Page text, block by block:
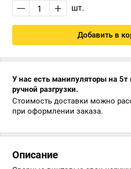
— + шт.
Добавить в
У нас есть манипуляторы на 5т
ручной разгрузки.
Стоимость доставки можно
при оформлении заказа.
Описание